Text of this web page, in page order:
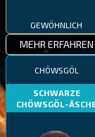
GEWÖHNLICH
MEHR ERFAHREN
CHÖWSGÖL
SCHWARZE
CHÖWSGÖL-